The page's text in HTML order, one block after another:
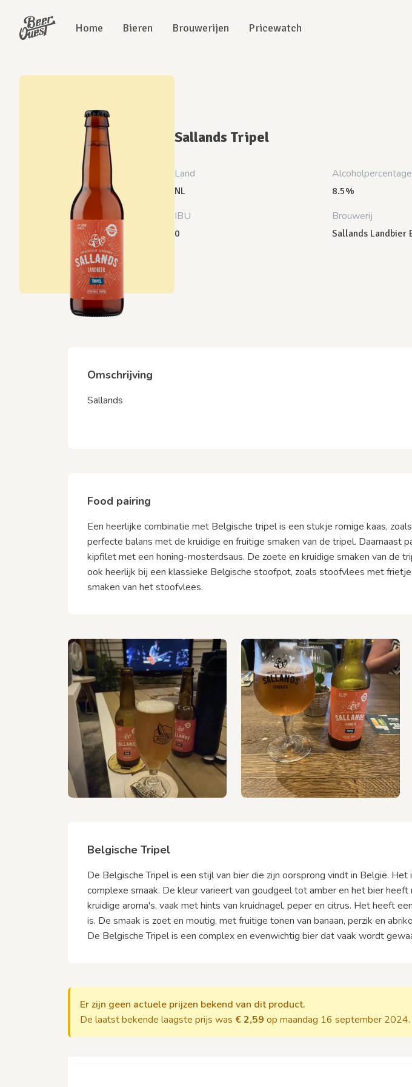
Home Bieren Brouwerijen Pricewatch
Sallands Tripel
Land
NL
Alcoholpercentage
8.5%
IBU
0
Brouwerij
Sallands Landbier
Omschrijving
Sallands
Food pairing
Een heerlijke combinatie met Belgische tripel is een stukje romige kaas,
perfecte balans met de kruidige en fruitige smaken van de tripel.
kipfilet met een honing-mosterdsaus. De zoete en kruidige smaken van de
ook heerlijk bij een klassieke Belgische stoofpot, zoals stoofvlees met
smaken van het stoofvlees.
Belgische Tripel
De Belgische Tripel is een stijl van bier die zijn oorsprong vindt in België.
complexe smaak. De kleur varieert van goudgeel tot amber en het bier
kruidige aroma's, vaak met hints van kruidnagel, peper en citrus. Het heeft
is. De smaak is zoet en moutig, met fruitige tonen van banaan, perzik en
De Belgische Tripel is een complex en evenwichtig bier dat vaak wordt
Er zijn geen actuele prijzen bekend van dit product.
De laatst bekende laagste prijs was € 2,59 op maandag 16 september 2024.